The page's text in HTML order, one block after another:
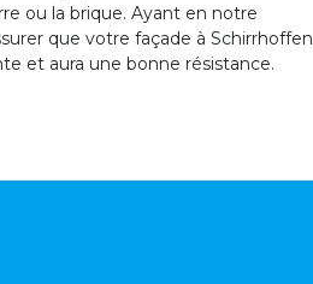
ou la brique. Ayant en notre
que votre façade à Schirrhoffen
et aura une bonne résistance.